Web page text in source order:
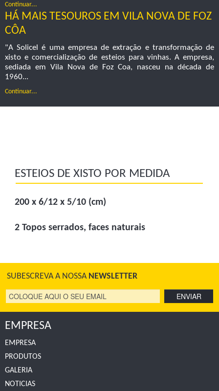
Continuar...
HÁ MAIS TESOUROS EM VILA NOVA DE FOZ
CÔA
"A Solicel é uma empresa de extração e transformação de
xisto e comercialização de esteios para vinhas. A empresa,
sediada em Vila Nova de Foz Coa, nasceu na década de
1960...
Continuar...
ESTEIOS DE XISTO POR MEDIDA
200 x 6/12 x 5/10 (cm)
2 Topos serrados, faces naturais
SUBESCREVA A NOSSA NEWSLETTER
EMPRESA
EMPRESA
PRODUTOS
GALERIA
NOTICIAS